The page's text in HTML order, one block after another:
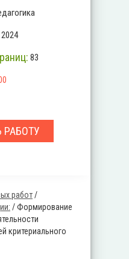
работ/
/Формирование
критериального
2024
83
РАБОТУ